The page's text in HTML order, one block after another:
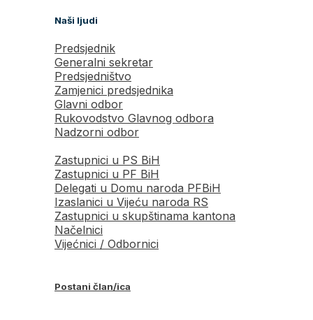
Naši ljudi
Predsjednik
Generalni sekretar
Predsjedništvo
Zamjenici predsjednika
Glavni odbor
Rukovodstvo Glavnog odbora
Nadzorni odbor
Zastupnici u PS BiH
Zastupnici u PF BiH
Delegati u Domu naroda PFBiH
Izaslanici u Vijeću naroda RS
Zastupnici u skupštinama kantona
Načelnici
Vijećnici / Odbornici
Postani član/ica